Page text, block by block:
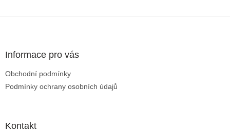
Informace pro vás
Obchodní podmínky
Podmínky ochrany osobních údajů
Kontakt